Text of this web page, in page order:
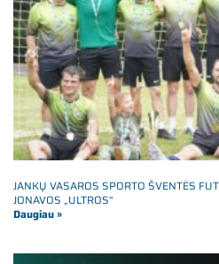
JANKŲ VASAROS SPORTO ŠVENTĖS
JONAVOS „ULTROS“
Daugiau »